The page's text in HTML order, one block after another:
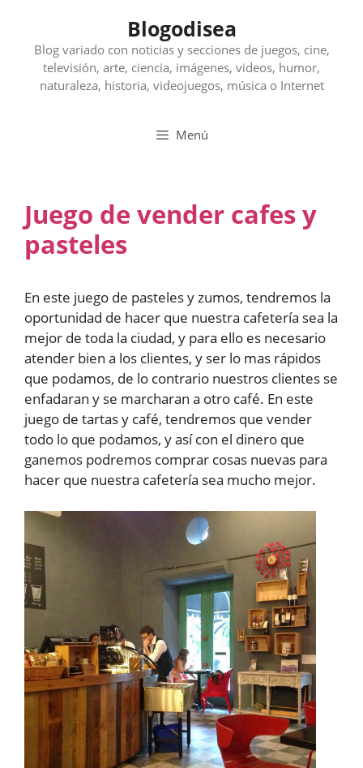
contenido
Blogodisea
Blog variado con noticias y secciones de juegos, cine,
televisión, arte, ciencia, imágenes, videos, humor,
naturaleza, historia, videojuegos, música o Internet
Menú
Juego de vender cafes y
pasteles
En este juego de pasteles y zumos, tendremos la
oportunidad de hacer que nuestra cafetería sea la
mejor de toda la ciudad, y para ello es necesario
atender bien a los clientes, y ser lo mas rápidos
que podamos, de lo contrario nuestros clientes se
enfadaran y se marcharan a otro café. En este
juego de tartas y café, tendremos que vender
todo lo que podamos, y así con el dinero que
ganemos podremos comprar cosas nuevas para
hacer que nuestra cafetería sea mucho mejor.